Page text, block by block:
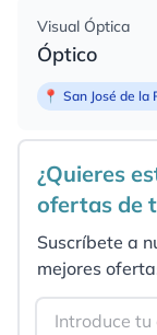
Visual Óptica
Óptico
📍 San José de la
¿Quieres
ofertas de
Suscríbete a
mejores
Email